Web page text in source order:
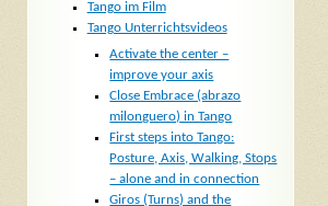
Tango im Film
Tango Unterrichtsvideos
Activate the center –
improve your axis
Close Embrace (abrazo
milonguero) in Tango
First steps into Tango:
Posture, Axis, Walking, Stops
– alone and in connection
Giros (Turns) and the